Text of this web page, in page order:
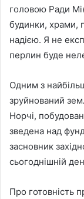
головою Ради
будинки, храми,
надією. Я не
перлин буде
Одним з
зруйнований
Норчі,
зведена над
засновник
сьогоднішній
Про готовність